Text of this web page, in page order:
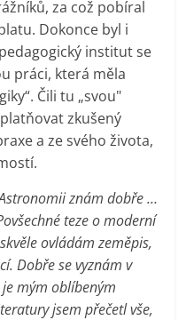
za což pobíral
Dokonce byl i
institut se
práci, která měla
Čili tu „svou"
zkušený
a ze svého života,
znám dobře …
teze o moderní
ovládám zeměpis,
Dobře se vyznám v
mým oblíbeným
jsem přečetl vše,